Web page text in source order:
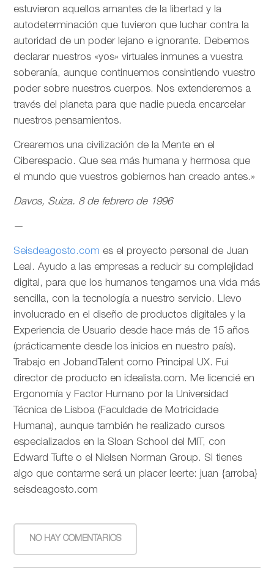
estuvieron aquellos amantes de la libertad y la
autodeterminación que tuvieron que luchar contra la
autoridad de un poder lejano e ignorante. Debemos
declarar nuestros «yos» virtuales inmunes a vuestra
soberanía, aunque continuemos consintiendo vuestro
poder sobre nuestros cuerpos. Nos extenderemos a
través del planeta para que nadie pueda encarcelar
nuestros pensamientos.
Crearemos una civilización de la Mente en el
Ciberespacio. Que sea más humana y hermosa que
el mundo que vuestros gobiernos han creado antes.»
Davos, Suiza. 8 de febrero de 1996
—
Seisdeagosto.com es el proyecto personal de Juan
Leal. Ayudo a las empresas a reducir su complejidad
digital, para que los humanos tengamos una vida más
sencilla, con la tecnología a nuestro servicio. Llevo
involucrado en el diseño de productos digitales y la
Experiencia de Usuario desde hace más de 15 años
(prácticamente desde los inicios en nuestro país).
Trabajo en JobandTalent como Principal UX. Fui
director de producto en idealista.com. Me licencié en
Ergonomía y Factor Humano por la Universidad
Técnica de Lisboa (Faculdade de Motricidade
Humana), aunque también he realizado cursos
especializados en la Sloan School del MIT, con
Edward Tufte o el Nielsen Norman Group. Si tienes
algo que contarme será un placer leerte: juan {arroba}
seisdeagosto.com
NO HAY COMENTARIOS